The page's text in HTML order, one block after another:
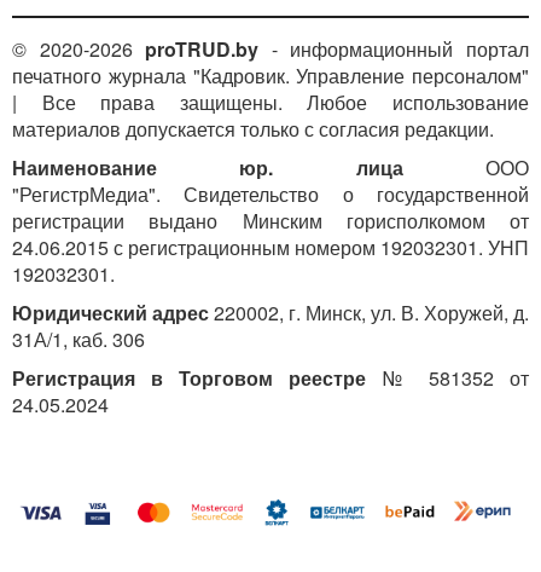
© 2020-2026 proTRUD.by - информационный портал
печатного журнала "Кадровик. Управление персоналом"
| Все права защищены. Любое использование
материалов допускается только с согласия редакции.
Наименование юр. лицаООО
"РегистрМедиа". Свидетельство о государственной
регистрации выдано Минским горисполкомом от
24.06.2015 с регистрационным номером 192032301. УНП
192032301.
Юридический адрес220002, г. Минск, ул. В. Хоружей, д.
31А/1, каб. 306
Регистрация в Торговом реестре № 581352 от
24.05.2024